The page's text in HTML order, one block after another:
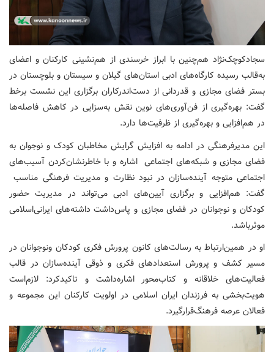
سجادکوچک‌نژاد هم‌چنین با ابراز خرسندی از هم‌نشینی کارکنان و اعضای
به‌قالب رسیده کارگاه‌های ادبی استان‌های گیلان و سیستان و بلوچستان در
بستر فضای مجازی و قدردانی از دست‌اندرکاران برگزاری این نشست برخط
گفت: بهره‌گیری از فن‌آوری‌های نوین نقش به‌سزایی در کاهش فاصله‌ها
در هم‌افزایی و بهره‌گیری از ظرفیت‌ها دارد.
این مدیرفرهنگی در ادامه به افزایش گرایش مخاطبان کودک و نوجوان به
فضای مجازی و شبکه‌های اجتماعی اشاره‌ و با خاطرنشان‌کردن آسیب‌های
اجتماعی متوجه آینده‌سازان در نبود نظارت و مدیریت فرهنگی مناسب
گفت: هم‌افزایی و برگزاری آیین‌های ادبی می‌تواند در مدیریت حضور
کودکان و نوجوانان در فضای مجازی و پاس‌داشت داشته‌های ایرانی‌اسلامی
موثرباشد.
او در همین‌ارتباط به رسالت‌های کانون پرورش فکری کودکان ونوجوانان در
مسیر کشف و پرورش استعدادهای فکری و ذوقی آینده‌سازان در قالب
فعالیت‌های خلاقانه و کتاب‌محور اشاره‌داشت و تاکیدکرد: لازم‌است
هویت‌بخشی به فرزندان ایران اسلامی در اولویت کارکنان این مجموعه و
فعالان عرصه فرهنگ‌قرارگیرد.